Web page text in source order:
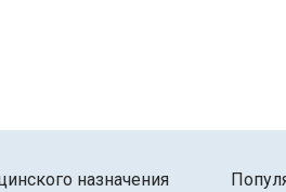
назначения